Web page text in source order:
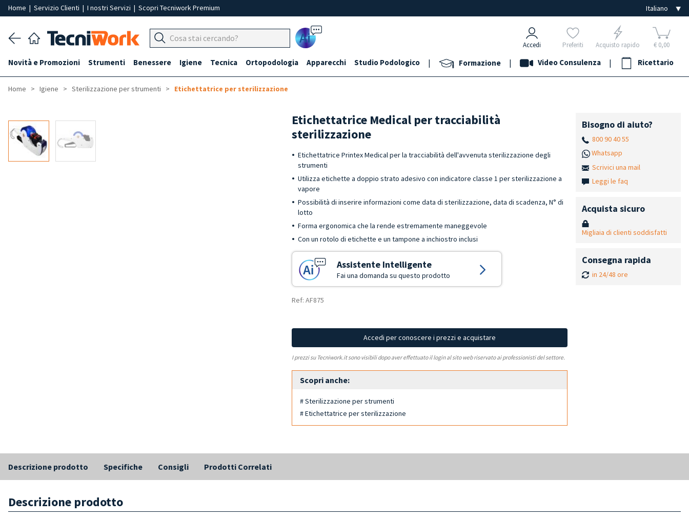
Home | Servizio Clienti | I nostri Servizi | Scopri Tecniwork Premium
Ai Accedi Preferiti Acquisto rapido € 0,00
Novità e Promozioni Strumenti Benessere Igiene Tecnica Ortopodologia Apparecchi Studio Podologico | Formazione | Video Consulenza | Ricettario
Home Igiene Sterilizzazione per strumenti Etichettatrice per sterilizzazione
Etichettatrice Medical per tracciabilità
sterilizzazione
Etichettatrice Printex Medical per la tracciabilità dell'avvenuta sterilizzazione degli
strumenti
Utilizza etichette a doppio strato adesivo con indicatore classe 1 per sterilizzazione a
vapore
Possibilità di inserire informazioni come data di sterilizzazione, data di scadenza, N° di
lotto
Forma ergonomica che la rende estremamente maneggevole
Con un rotolo di etichette e un tampone a inchiostro inclusi
Assistente Intelligente
Fai una domanda su questo prodotto
Ref: AF875
Accedi per conoscere i prezzi e acquistare
I prezzi su Tecniwork.it sono visibili dopo aver effettuato il login al sito web riservato ai professionisti del settore.
Scopri anche:
# Sterilizzazione per strumenti
# Etichettatrice per sterilizzazione
Bisogno di aiuto?
800 90 40 55
Whatsapp
Scrivici una mail
Leggi le faq
Acquista sicuro
Migliaia di clienti soddisfatti
Consegna rapida
in 24/48 ore
Descrizione prodotto Specifiche Consigli Prodotti Correlati
Descrizione prodotto